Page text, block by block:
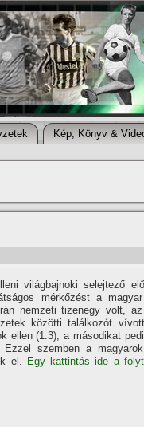
Kép, Könyv &
világbajnoki selejtező
mérkőzést a magyar
nemzeti tizenegy volt,
közötti találkozót
ellen (1:3), a másodikat
szemben a
el.
Egy kattintás ide a